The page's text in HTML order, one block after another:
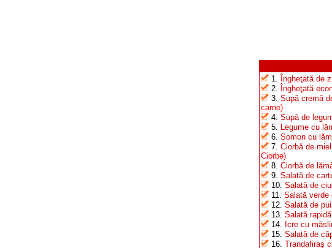
1. Îngheţată de
2. Îngheţată
3. Supă cremă
carne)
4. Supă de
5. Legume cu
6. Somon cu
7. Ciorbă de
Ciorbe)
8. Ciorbă de
9. Salată de
10. Salată de
11. Salată verde
12. Salată de
13. Salată
14. Icre cu
15. Salată de
16. Trandafiraş